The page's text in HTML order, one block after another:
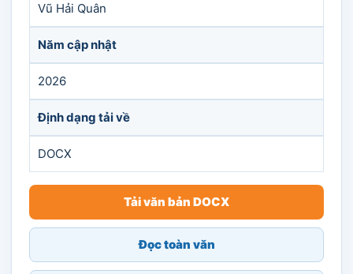
Vũ Hải Quân
Năm cập nhật
2026
Định dạng tải về
DOCX
Tải văn bản DOCX
Đọc toàn văn